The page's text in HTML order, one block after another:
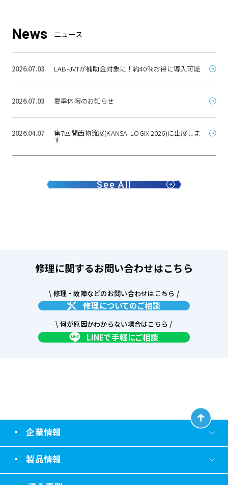
News ニュース
2026.07.03 LAB-JVTが補助金対象に！約40％お得に導入可能
2026.07.03 夏季休暇のお知らせ
2026.04.07 第7回関西物流展(KANSAI LOGIX 2026)に出展しま
す
See All
修理に関するお問い合わせはこちら
\ 修理・故障などのお問い合わせはこちら /
修理についてのご相談
\ 何が原因かわからない場合はこちら /
LINEで手軽にご相談
企業情報
製品情報